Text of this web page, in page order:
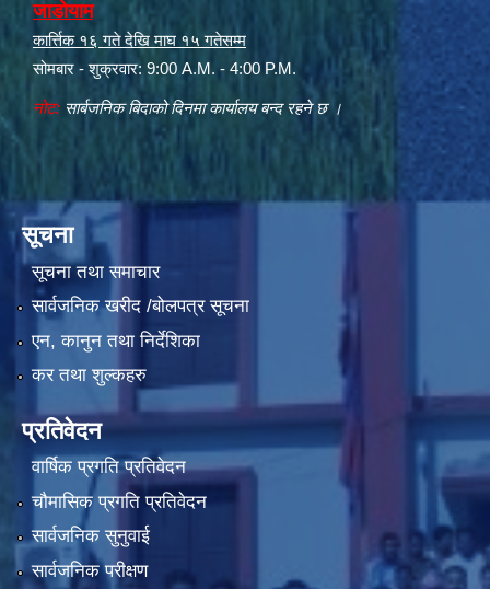
जाडोयाम
कार्त्तिक १६ गते देखि माघ १५ गतेसम्म
सोमबार - शुक्रवार: 9:00 A.M. - 4:00 P.M.
नोट: सार्बजनिक बिदाको दिनमा कार्यालय बन्द रहने छ ।
सूचना
सूचना तथा समाचार
सार्वजनिक खरीद /बोलपत्र सूचना
एन, कानुन तथा निर्देशिका
कर तथा शुल्कहरु
प्रतिवेदन
वार्षिक प्रगति प्रतिवेदन
चौमासिक प्रगति प्रतिवेदन
सार्वजनिक सुनुवाई
सार्वजनिक परीक्षण